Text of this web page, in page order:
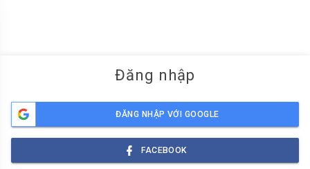
Đăng nhập
ĐĂNG NHẬP VỚI GOOGLE
FACEBOOK